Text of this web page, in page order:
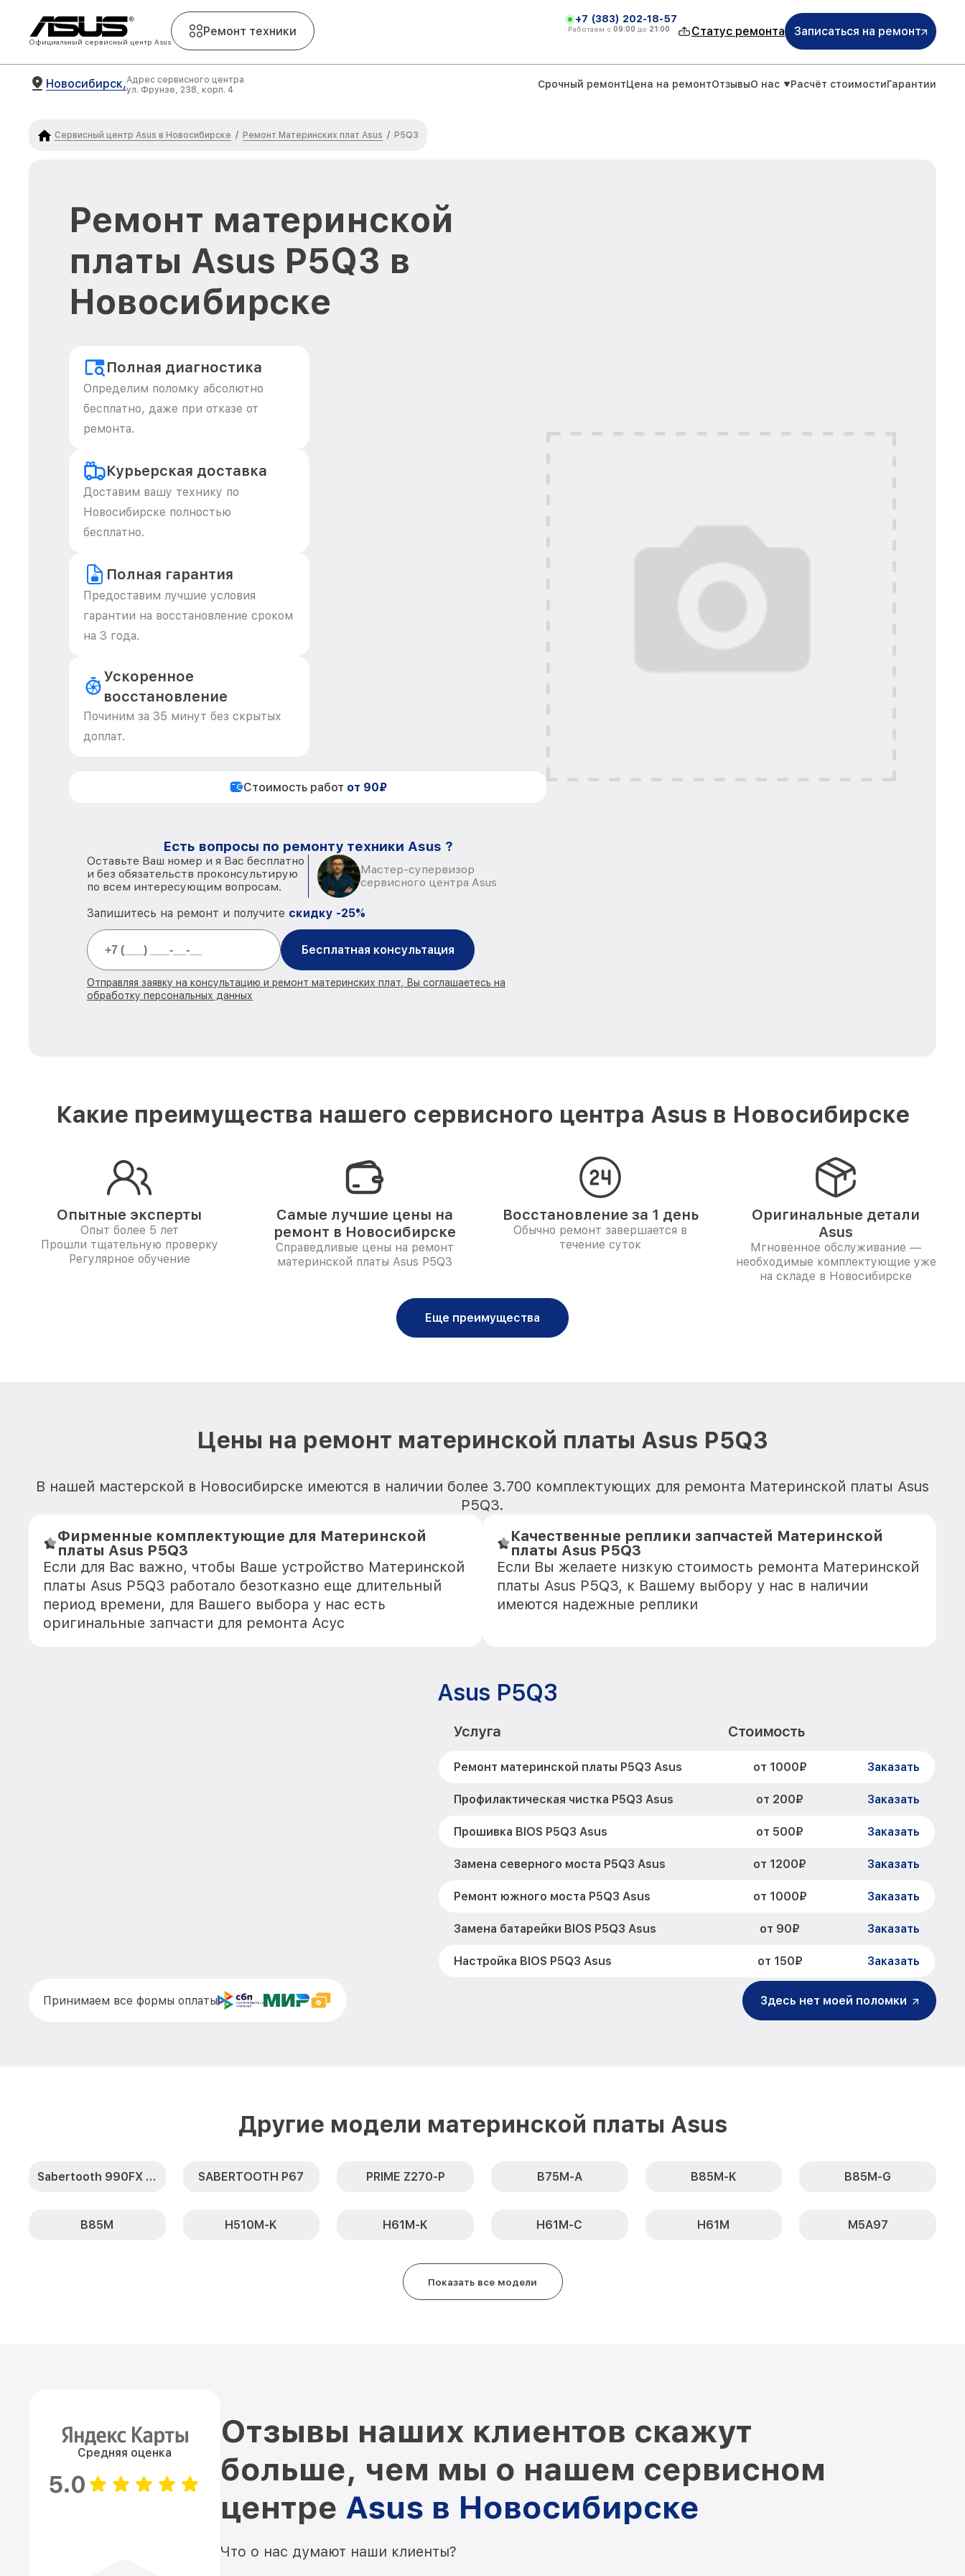
Официальный сервисный центр Asus
Ремонт техники
+7 (383) 202-18-57
Работаем с 09:00 до 21:00 Статус ремонта Записаться на ремонт
Новосибирск,Адрес сервисного центра
ул. Фрунзе, 238, корп. 4
Срочный ремонтЦена на ремонтОтзывыО нас Расчёт стоимостиГарантии
Сервисный центр Asus в Новосибирске / Ремонт Материнских плат Asus / P5Q3
Ремонт материнской
платы Asus P5Q3 в
Новосибирске
Полная диагностика
Определим поломку абсолютно
бесплатно, даже при отказе от
ремонта.
Курьерская доставка
Доставим вашу технику по
Новосибирске полностью
бесплатно.
Полная гарантия
Предоставим лучшие условия
гарантии на восстановление сроком
на 3 года.
Ускоренное
восстановление
Починим за 35 минут без скрытых
доплат.
Стоимость работ от 90₽
Есть вопросы по ремонту техники Asus ?
Оставьте Ваш номер и я Вас бесплатно
и без обязательств проконсультирую
по всем интересующим вопросам.
Мастер-супервизор
сервисного центра Asus
Запишитесь на ремонт и получите скидку -25%
Бесплатная консультация
Отправляя заявку на консультацию и ремонт материнских плат, Вы соглашаетесь на
обработку персональных данных
Какие преимущества нашего сервисного центра Asus в Новосибирске
Опытные эксперты
Опыт более 5 лет
Прошли тщательную проверку
Регулярное обучение
Самые лучшие цены на
ремонт в Новосибирске
Справедливые цены на ремонт
материнской платы Asus P5Q3
Восстановление за 1 день
Обычно ремонт завершается в
течение суток
Оригинальные детали
Asus
Мгновенное обслуживание —
необходимые комплектующие уже
на складе в Новосибирске
Еще преимущества
Цены на ремонт материнской платы Asus P5Q3
В нашей мастерской в Новосибирске имеются в наличии более 3.700 комплектующих для ремонта Материнской платы Asus
P5Q3.
Фирменные комплектующие для Материнской
платы Asus P5Q3
Если для Вас важно, чтобы Ваше устройство Материнской
платы Asus P5Q3 работало безотказно еще длительный
период времени, для Вашего выбора у нас есть
оригинальные запчасти для ремонта Асус
Качественные реплики запчастей Материнской
платы Asus P5Q3
Если Вы желаете низкую стоимость ремонта Материнской
платы Asus P5Q3, к Вашему выбору у нас в наличии
имеются надежные реплики
Asus P5Q3
Услуга Стоимость
Ремонт материнской платы P5Q3 Asus от 1000₽ Заказать
Профилактическая чистка P5Q3 Asus от 200₽ Заказать
Прошивка BIOS P5Q3 Asus от 500₽ Заказать
Замена северного моста P5Q3 Asus от 1200₽ Заказать
Ремонт южного моста P5Q3 Asus от 1000₽ Заказать
Замена батарейки BIOS P5Q3 Asus от 90₽ Заказать
Настройка BIOS P5Q3 Asus от 150₽ Заказать
Принимаем все формы оплаты Здесь нет моей поломки
Другие модели материнской платы Asus
Sabertooth 990FX R2.0 SABERTOOTH P67 PRIME Z270-P B75M-A B85M-K B85M-G
B85M H510M-K H61M-K H61M-C H61M M5A97
Показать все модели
Средняя оценка
5.0
Отзывы наших клиентов скажут
больше, чем мы о нашем сервисном
центре Asus в Новосибирске
Что о нас думают наши клиенты?